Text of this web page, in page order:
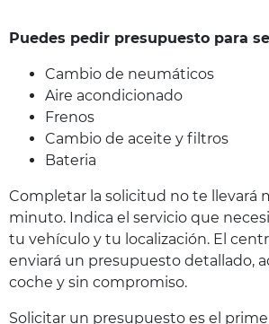
Puedes pedir presupuesto para
Cambio de neumáticos
Aire acondicionado
Frenos
Cambio de aceite y filtros
Bateria
Completar la solicitud no te llevará
minuto. Indica el servicio que
tu vehículo y tu localización. El
enviará un presupuesto detallado,
coche y sin compromiso.
Solicitar un presupuesto es el